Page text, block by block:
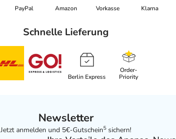
PayPal Amazon Vorkasse Klarna
Schnelle Lieferung
Berlin Express
Order-
Priority
Newsletter
Jetzt anmelden und 5€-Gutschein5 sichern!